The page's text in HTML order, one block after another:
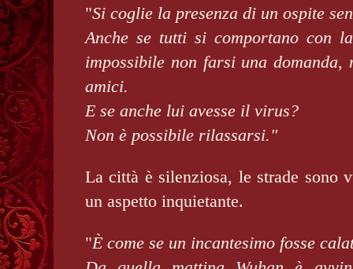
"Si coglie la presenza di un ospite
Anche se tutti si comportano con
impossibile non farsi una
amici.
E se anche lui avesse il virus?
Non è possibile rilassarsi."
La città è silenziosa, le strade sono
un aspetto inquietante.
"È come se un incantesimo fosse